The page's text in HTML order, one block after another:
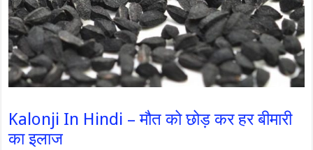
Kalonji In Hindi – मौत को छोड़ कर हर बीमारी
का इलाज